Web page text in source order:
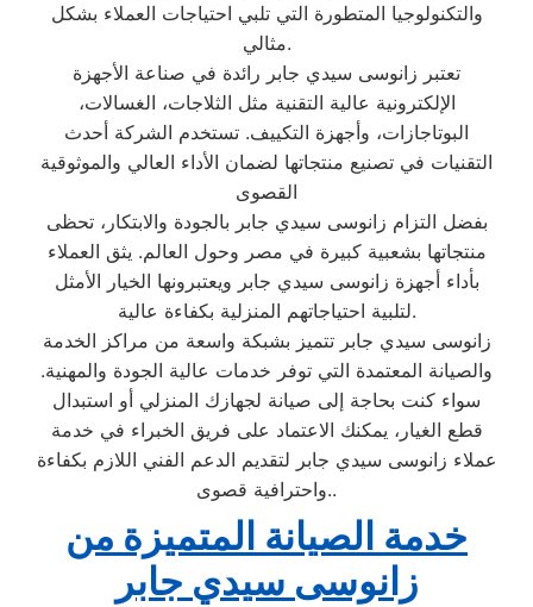
والتكنولوجيا المتطورة التي تلبي احتياجات العملاء بشكل
مثالي.
تعتبر زانوسى سيدي جابر رائدة في صناعة الأجهزة
الإلكترونية عالية التقنية مثل الثلاجات، الغسالات،
البوتاجازات، وأجهزة التكييف. تستخدم الشركة أحدث
التقنيات في تصنيع منتجاتها لضمان الأداء العالي والموثوقية
القصوى
بفضل التزام زانوسى سيدي جابر بالجودة والابتكار، تحظى
منتجاتها بشعبية كبيرة في مصر وحول العالم. يثق العملاء
بأداء أجهزة زانوسى سيدي جابر ويعتبرونها الخيار الأمثل
لتلبية احتياجاتهم المنزلية بكفاءة عالية.
زانوسى سيدي جابر تتميز بشبكة واسعة من مراكز الخدمة
والصيانة المعتمدة التي توفر خدمات عالية الجودة والمهنية.
سواء كنت بحاجة إلى صيانة لجهازك المنزلي أو استبدال
قطع الغيار، يمكنك الاعتماد على فريق الخبراء في خدمة
عملاء زانوسى سيدي جابر لتقديم الدعم الفني اللازم بكفاءة
واحترافية قصوى..
خدمة الصيانة المتميزة من
زانوسى سيدي جابر